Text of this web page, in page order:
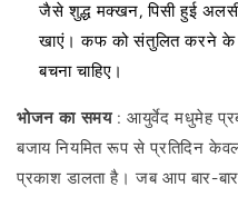
जैसे शुद्ध मक्खन, पिसी हुई
खाएं। कफ को संतुलित करने के
बचना चाहिए।
भोजन का समय : आयुर्वेद मधुमेह
बजाय नियमित रूप से प्रतिदिन
प्रकाश डालता है। जब आप बार-